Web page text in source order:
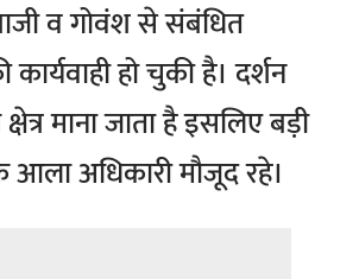
व गोवंश से संबंधित
हो चुकी है। दर्शन
माना जाता है इसलिए बड़ी
अधिकारी मौजूद रहे।